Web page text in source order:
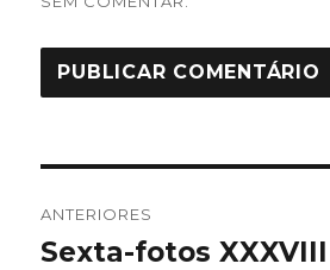
de
ANTERIORES
Post
Sexta-fotos XXXVIII